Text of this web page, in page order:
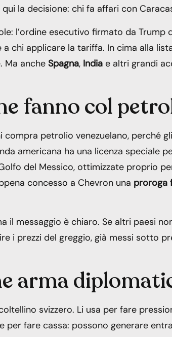
la decisione: chi fa affari con
l’ordine esecutivo firmato da Trump
chi applicare la tariffa. In cima alla
Ma anche Spagna, India e altri grandi
fanno col
compra petrolio venezuelano, perché
americana ha una licenza speciale
del Messico, ottimizzate proprio
concesso a Chevron una proroga
il messaggio è chiaro. Se altri paesi
i prezzi del greggio, già messi sotto
arma
svizzero. Li usa per fare
per fare cassa: possono generare